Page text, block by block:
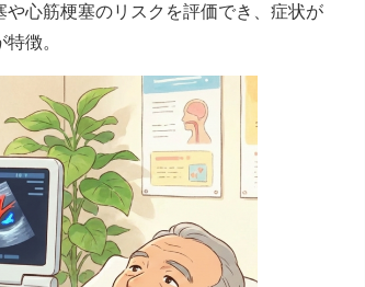
心筋梗塞のリスクを評価でき、症状が
徴。